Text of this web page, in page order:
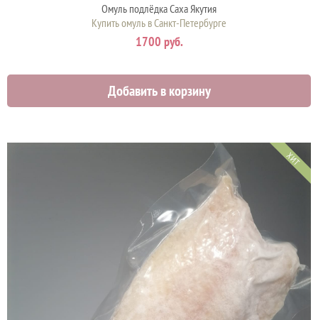
Омуль подлёдка Саха Якутия
Купить омуль в Санкт-Петербурге
1700 руб.
Добавить в корзину
ХИТ